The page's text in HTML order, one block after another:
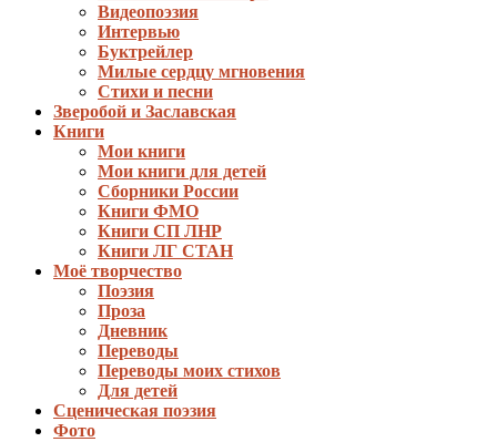
Видеопоэзия
Интервью
Буктрейлер
Милые сердцу мгновения
Стихи и песни
Зверобой и Заславская
Книги
Мои книги
Мои книги для детей
Сборники России
Книги ФМО
Книги СП ЛНР
Книги ЛГ СТАН
Моё творчество
Поэзия
Проза
Дневник
Переводы
Переводы моих стихов
Для детей
Сценическая поэзия
Фото